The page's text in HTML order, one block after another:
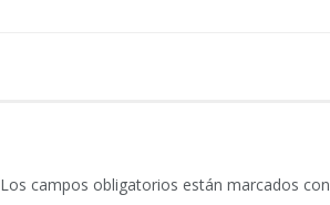
Los campos obligatorios están marcados con